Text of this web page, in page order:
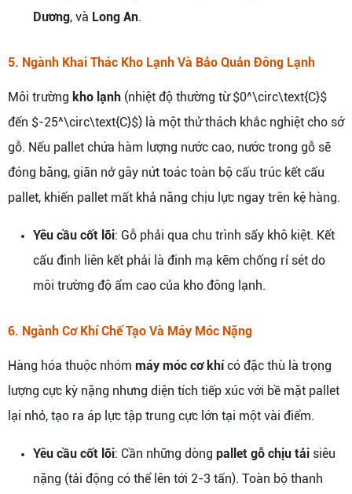
Dương, và Long An.
5. Ngành Khai Thác Kho Lạnh Và Bảo Quản Đông Lạnh
Môi trường kho lạnh (nhiệt độ thường từ $0^\circ\text{C}$
đến $-25^\circ\text{C}$) là một thử thách khắc nghiệt cho sớ
gỗ. Nếu pallet chứa hàm lượng nước cao, nước trong gỗ sẽ
đóng băng, giãn nở gây nứt toác toàn bộ cấu trúc kết cấu
pallet, khiến pallet mất khả năng chịu lực ngay trên kệ hàng.
Yêu cầu cốt lõi: Gỗ phải qua chu trình sấy khô kiệt. Kết
cấu đinh liên kết phải là đinh mạ kẽm chống rỉ sét do
môi trường độ ẩm cao của kho đông lạnh.
6. Ngành Cơ Khí Chế Tạo Và Máy Móc Nặng
Hàng hóa thuộc nhóm máy móc cơ khícó đặc thù là trọng
lượng cực kỳ nặng nhưng diện tích tiếp xúc với bề mặt pallet
lại nhỏ, tạo ra áp lực tập trung cực lớn tại một vài điểm.
Yêu cầu cốt lõi: Cần những dòng pallet gỗ chịu tải siêu
nặng (tải động có thể lên tới 2-3 tấn). Toàn bộ thanh